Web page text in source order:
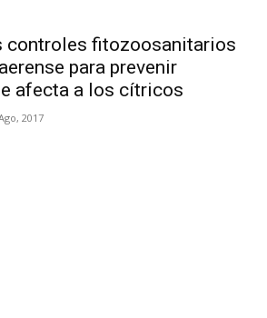
controles fitozoosanitarios
para prevenir
afecta a los cítricos
2017